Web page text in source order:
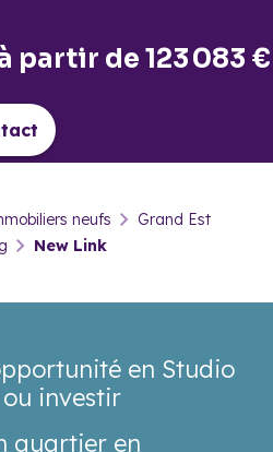
partir de 123 083 €
neufs
Grand Est
New Link
en Studio
investir
quartier en